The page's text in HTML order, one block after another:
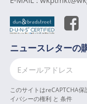
ニュースレターの
このサイトはreCAPTCHA
イバシーの権利 と 条件